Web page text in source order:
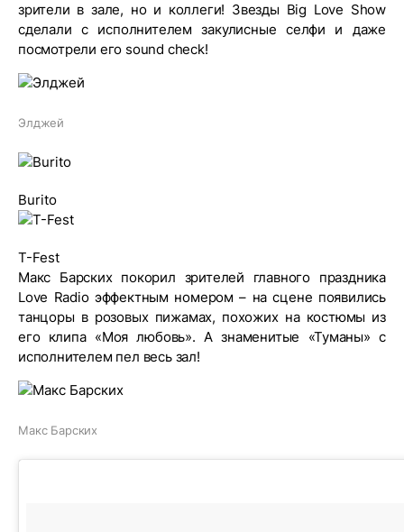
зрители в зале, но и коллеги! Звезды Big Love Show
сделали с исполнителем закулисные селфи и даже
посмотрели его sound check!
Элджей
Burito
T-Fest
Макс Барских покорил зрителей главного праздника
Love Radio эффектным номером – на сцене появились
танцоры в розовых пижамах, похожих на костюмы из
его клипа «Моя любовь». А знаменитые «Туманы» с
исполнителем пел весь зал!
Макс Барских